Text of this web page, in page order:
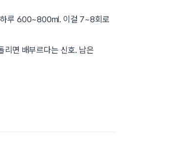
루 600~800ml. 이걸 7~8회로
리면 배부르다는 신호. 남은